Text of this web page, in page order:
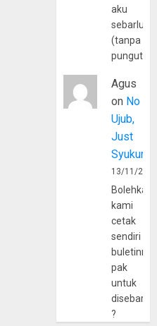
aku
(tanpa
Agus
on No
Ujub,
Just
Syukur
13/11/
Bolehkah
kami
cetak
sendiri
pak
untuk
?